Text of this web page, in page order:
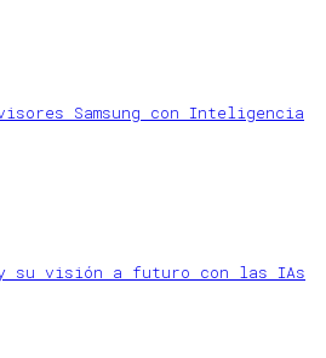
Samsung con Inteligencia
su visión a futuro con las IAs